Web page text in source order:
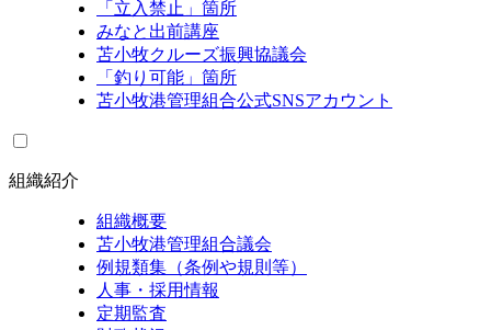
「立入禁止」箇所
みなと出前講座
苫小牧クルーズ振興協議会
「釣り可能」箇所
苫小牧港管理組合公式SNSアカウント
組織紹介
組織概要
苫小牧港管理組合議会
例規類集（条例や規則等）
人事・採用情報
定期監査